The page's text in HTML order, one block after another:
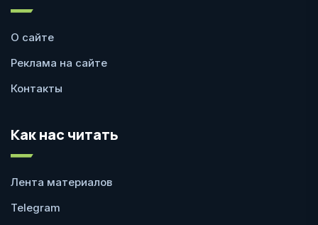
О сайте
Реклама на сайте
Контакты
Как нас читать
Лента материалов
Telegram